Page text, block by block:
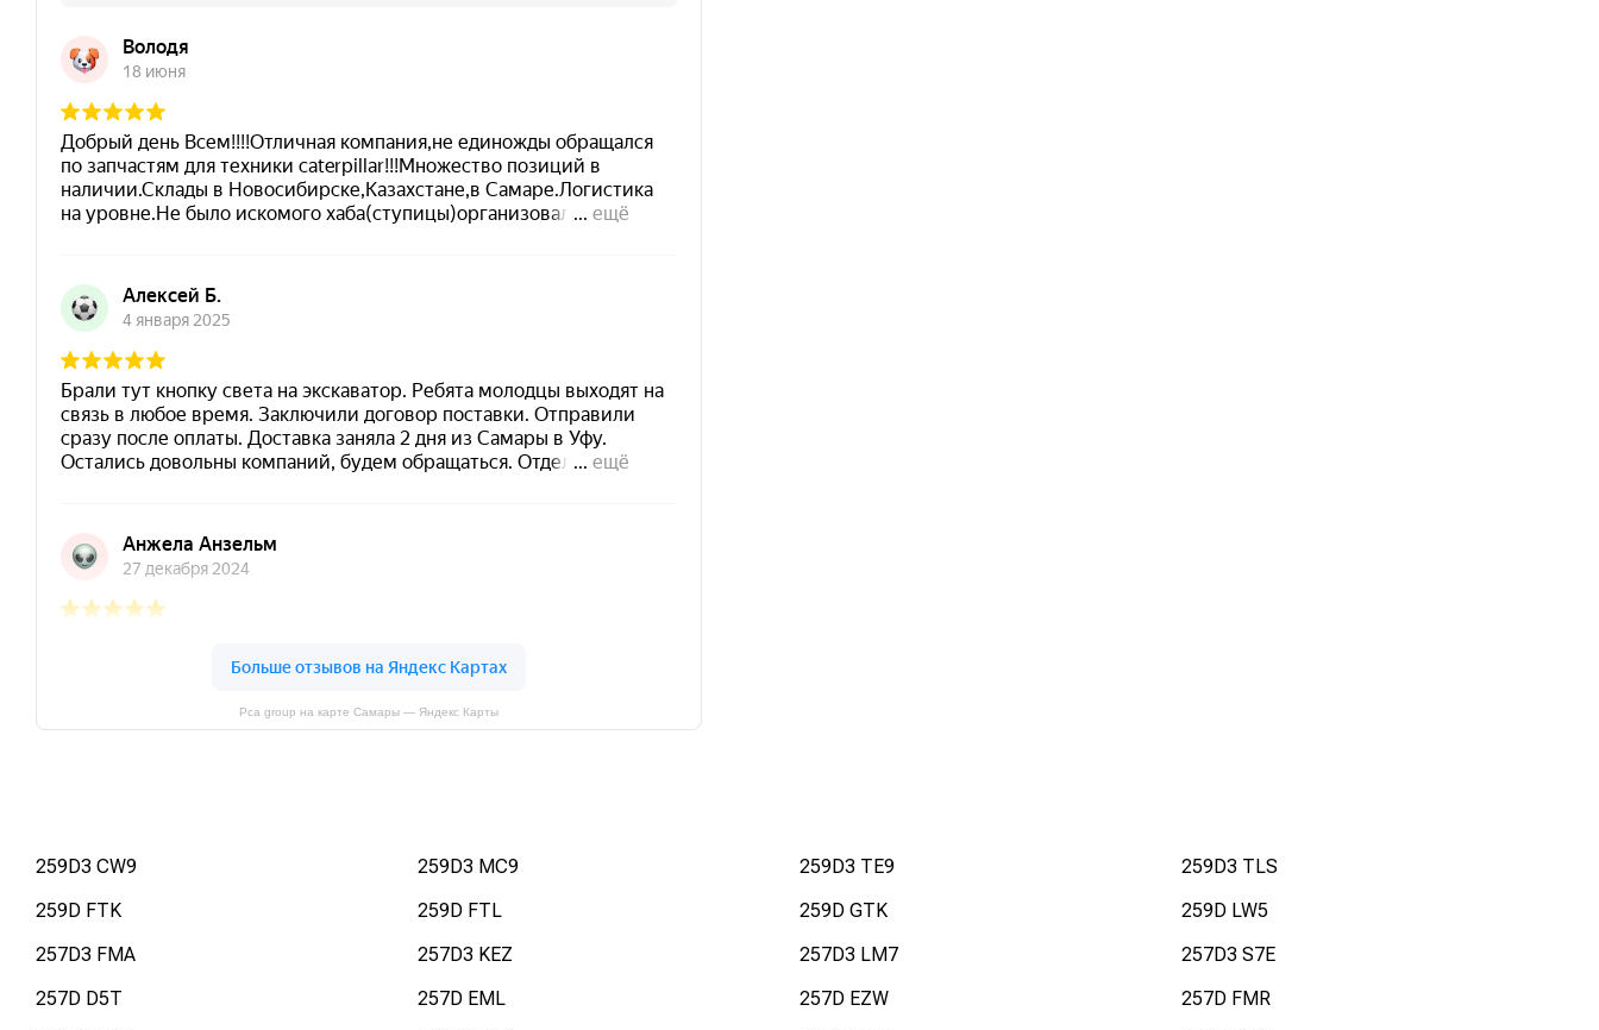
Pca group на карте Самары — Яндекс Карты
259D3 CW9 259D3 MC9 259D3 TE9
259D3 TLS
259D FTK
259D FTL 259D GTK
259D LW5
257D3 FMA
257D3 KEZ 257D3 LM7
257D3 S7E
257D D5T
257D EML 257D EZW
257D FMR